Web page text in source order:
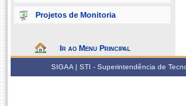
Projetos de Monitoria
Ir ao Menu Principal
SIGAA | STI - Superintendência de